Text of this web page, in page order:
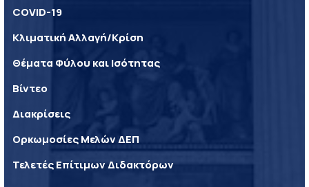
COVID-19
Κλιματική Αλλαγή/Κρίση
Θέματα Φύλου και Ισότητας
Βίντεο
Διακρίσεις
Ορκωμοσίες Μελών ΔΕΠ
Τελετές Επίτιμων Διδακτόρων